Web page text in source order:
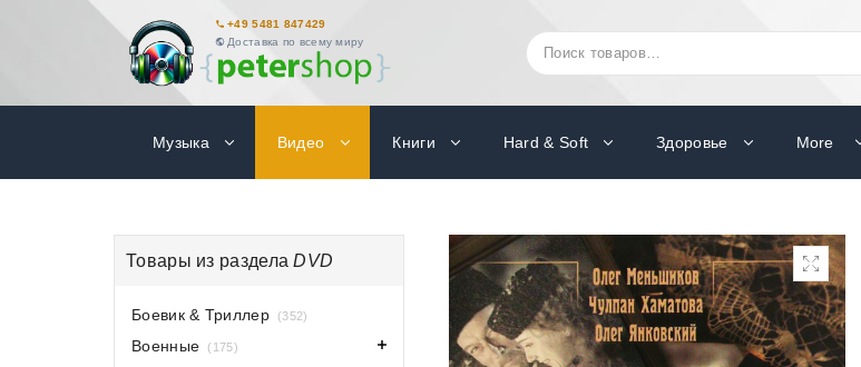
+49 5481 847429
Доставка по всему миру
Искать:
Музыка Видео Книги Hard & Soft Здоровье More
Товары из разделаDVD
Боевик & Триллер (352)
Военные (175)